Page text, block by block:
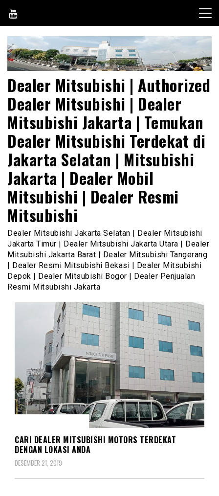
content
Dealer Mitsubishi | Authorized
Dealer Mitsubishi | Dealer
Mitsubishi Jakarta | Temukan
Dealer Mitsubishi Terdekat di
Jakarta Selatan | Mitsubishi
Jakarta | Dealer Mobil
Mitsubishi | Dealer Resmi
Mitsubishi
Dealer Mitsubishi Jakarta Selatan | Dealer Mitsubishi
Jakarta Timur | Dealer Mitsubishi Jakarta Utara | Dealer
Mitsubishi Jakarta Barat | Dealer Mitsubishi Tangerang
| Dealer Resmi Mitsubishi Bekasi | Dealer Mitsubishi
Depok | Dealer Mitsubishi Bogor | Dealer Penjualan
Resmi Mitsubishi Jakarta
CARI DEALER MITSUBISHI MOTORS TERDEKAT
DENGAN LOKASI ANDA
DESEMBER 21, 2019